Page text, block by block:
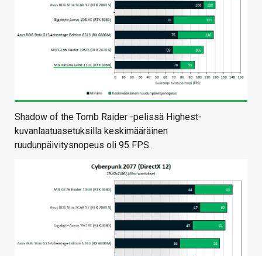
Shadow of the Tomb Raider -pelissä Highest-
kuvanlaatuasetuksilla keskimääräinen
ruudunpäivitysnopeus oli 95 FPS.